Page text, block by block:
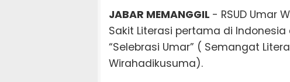
JABAR MEMANGGIL - RSUD Umar
Sakit Literasi pertama di
“Selebrasi Umar” ( Semangat
Wirahadikusuma).